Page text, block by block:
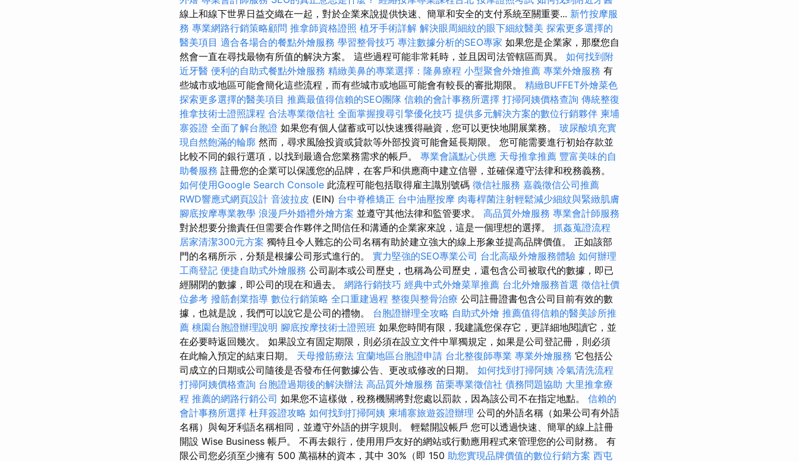
線上和線下世界日益交織在一起，對於企業來說提供快速、簡單和安全的支付系統至關重要... 新竹按摩服
務 專業網路行銷策略顧問 推拿師資格證照 植牙手術詳解 解決眼周細紋的眼下細紋醫美 探索更多選擇的
醫美項目 適合各場合的餐點外燴服務 學習整骨技巧 專注數據分析的SEO專家 如果您是企業家，那麼您自
然會一直在尋找最物有所值的解決方案。 這些過程可能非常耗時，並且因司法管轄區而異。 如何找到附
近牙醫 便利的自助式餐點外燴服務 精緻美鼻的專業選擇：隆鼻療程 小型聚會外燴推薦 專業外燴服務 有
些城市或地區可能會簡化這些流程，而有些城市或地區可能會有較長的審批期限。 精緻BUFFET外燴菜色
探索更多選擇的醫美項目 推薦最值得信賴的SEO團隊 信賴的會計事務所選擇 打掃阿姨價格查詢 傳統整復
推拿技術士證照課程 合法專業徵信社 全面掌握搜尋引擎優化技巧 提供多元解決方案的數位行銷夥伴 柬埔
寨簽證 全面了解台胞證 如果您有個人儲蓄或可以快速獲得融資，您可以更快地開展業務。 玻尿酸填充實
現自然飽滿的輪廓 然而，尋求風險投資或貸款等外部投資可能會延長期限。 您可能需要進行初始存款並
比較不同的銀行選項，以找到最適合您業務需求的帳戶。 專業會議點心供應 天母推拿推薦 豐富美味的自
助餐服務 註冊您的企業可以保護您的品牌，在客戶和供應商中建立信譽，並確保遵守法律和稅務義務。
如何使用Google Search Console 此流程可能包括取得雇主識別號碼 徵信社服務 嘉義徵信公司推薦
RWD響應式網頁設計 音波拉皮 (EIN) 台中脊椎矯正 台中油壓按摩 肉毒桿菌注射輕鬆減少細紋與緊緻肌膚
腳底按摩專業教學 浪漫戶外婚禮外燴方案 並遵守其他法律和監管要求。 高品質外燴服務 專業會計師服務
對於想要分擔責任但需要合作夥伴之間信任和溝通的企業家來說，這是一個理想的選擇。 抓姦蒐證流程
居家清潔300元方案 獨特且令人難忘的公司名稱有助於建立強大的線上形象並提高品牌價值。 正如該部
門的名稱所示，分類是根據公司形式進行的。 實力堅強的SEO專業公司 台北高級外燴服務體驗 如何辦理
工商登記 便捷自助式外燴服務 公司副本或公司歷史，也稱為公司歷史，還包含公司被取代的數據，即已
經關閉的數據，即公司的現在和過去。 網路行銷技巧 經典中式外燴菜單推薦 台北外燴服務首選 徵信社價
位參考 撥筋創業指導 數位行銷策略 全口重建過程 整復與整骨治療 公司註冊證書包含公司目前有效的數
據，也就是說，我們可以說它是公司的禮物。 台胞證辦理全攻略 自助式外燴 推薦值得信賴的醫美診所推
薦 桃園台胞證辦理說明 腳底按摩技術士證照班 如果您時間有限，我建議您保存它，更詳細地閱讀它，並
在必要時返回幾次。 如果設立有固定期限，則必須在設立文件中單獨規定，如果是公司登記冊，則必須
在此輸入預定的結束日期。 天母撥筋療法 宜蘭地區台胞證申請 台北整復師專業 專業外燴服務 它包括公
司成立的日期或公司隨後是否發布任何數據公告、更改或修改的日期。 如何找到打掃阿姨 冷氣清洗流程
打掃阿姨價格查詢 台胞證過期後的解決辦法 高品質外燴服務 苗栗專業徵信社 債務問題協助 大里推拿療
程 推薦的網路行銷公司 如果您不這樣做，稅務機關將對您處以罰款，因為該公司不在指定地點。 信賴的
會計事務所選擇 杜拜簽證攻略 如何找到打掃阿姨 柬埔寨旅遊簽證辦理 公司的外語名稱（如果公司有外語
名稱）與匈牙利語名稱相同，並遵守外語的拼字規則。 輕鬆開設帳戶 您可以透過快速、簡單的線上註冊
開設 Wise Business 帳戶。 不再去銀行，使用用戶友好的網站或行動應用程式來管理您的公司財務。 有
限公司您必須至少擁有 500 萬福林的資本，其中 30%（即 150 助您實現品牌價值的數位行銷方案 西屯